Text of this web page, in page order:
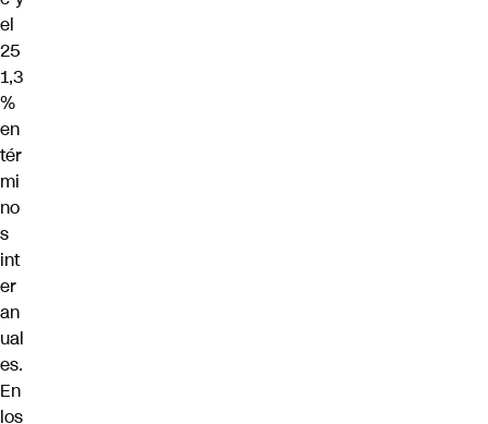
el
25
1,3
%
en
tér
mi
no
s
int
er
an
ual
es.
En
los